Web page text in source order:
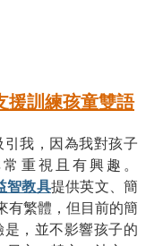
援訓練孩童雙語
我，因為我對孩子
重視且有興趣。
智教具提供英文、簡
有繁體，但目前的簡
，並不影響孩子的